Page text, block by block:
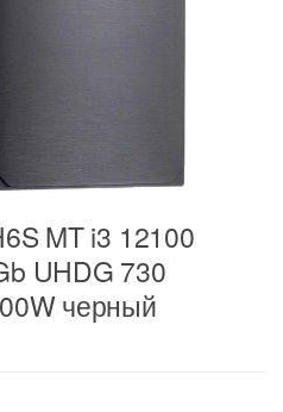
MT i3 12100
UHDG 730
черный